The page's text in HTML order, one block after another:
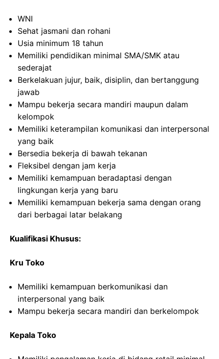
WNI
Sehat jasmani dan rohani
Usia minimum 18 tahun
Memiliki pendidikan minimal SMA/SMK atau
sederajat
Berkelakuan jujur, baik, disiplin, dan bertanggung
jawab
Mampu bekerja secara mandiri maupun dalam
kelompok
Memiliki keterampilan komunikasi dan interpersonal
yang baik
Bersedia bekerja di bawah tekanan
Fleksibel dengan jam kerja
Memiliki kemampuan beradaptasi dengan
lingkungan kerja yang baru
Memiliki kemampuan bekerja sama dengan orang
dari berbagai latar belakang
Kualifikasi Khusus:
Kru Toko
Memiliki kemampuan berkomunikasi dan
interpersonal yang baik
Mampu bekerja secara mandiri dan berkelompok
Kepala Toko